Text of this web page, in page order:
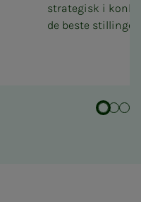
strategisk i
de beste